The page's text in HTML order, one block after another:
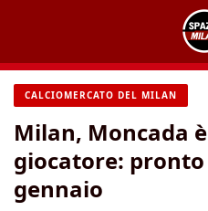
contenuto
CALCIOMERCATO DEL MILAN
Milan, Moncada
giocatore: pronto
gennaio